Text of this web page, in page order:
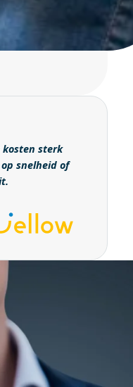
kosten sterk
snelheid of